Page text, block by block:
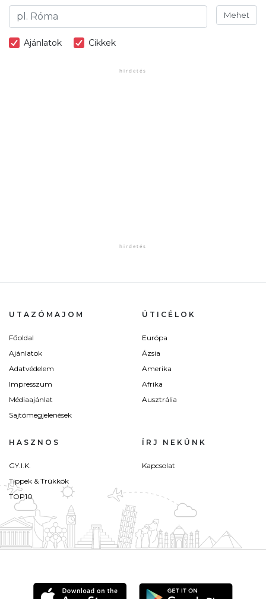
Mehet
Ajánlatok Cikkek
UTAZÓMAJOM
Főoldal
Ajánlatok
Adatvédelem
Impresszum
Médiaajánlat
Sajtómegjelenések
ÚTICÉLOK
Európa
Ázsia
Amerika
Afrika
Ausztrália
HASZNOS
GY.I.K.
Tippek & Trükkök
TOP10
ÍRJ NEKÜNK
Kapcsolat